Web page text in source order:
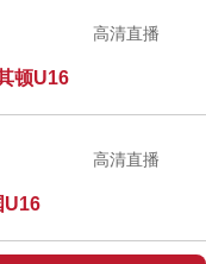
顿U16
高清直播
U16
高清直播